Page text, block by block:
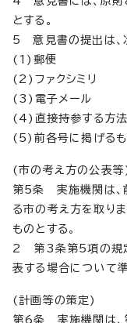
とする。
5 意見書の提出は、
(1)郵便
(2)ファクシミリ
(3)電子メール
(4)直接持参する方法
(5)前各号に掲げるも
(市の考え方の公表等
第5条 実施機関は、
る市の考え方を取り
ものとする。
2 第3条第5項の規定
表する場合について準
(計画等の策定)
第6条 実施機関は、